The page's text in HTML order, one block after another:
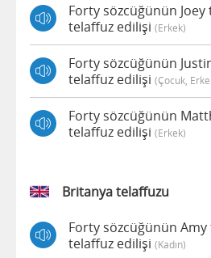
Forty sözcüğünün Joey
telaffuz edilişi (erkek)
Forty sözcüğünün
telaffuz edilişi (çocuk,
Forty sözcüğünün
telaffuz edilişi (erkek)
Britanya telaffuzu
Forty sözcüğünün Amy
telaffuz edilişi (kadın)